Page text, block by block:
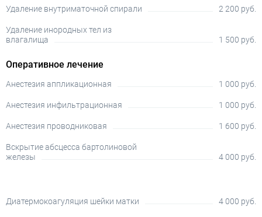
Удаление внутриматочной спирали 2 200 руб.
Удаление инородных тел из
влагалища
1 500 руб.
Оперативное лечение
Анестезия аппликационная 1 000 руб.
Анестезия инфильтрационная 1 000 руб.
Анестезия проводниковая 1 600 руб.
Вскрытие абсцесса бартолиновой
железы
4 000 руб.
Диатермокоагуляция шейки матки 4 000 руб.